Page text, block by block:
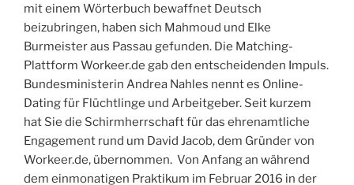
mit einem Wörterbuch bewaffnet Deutsch
beizubringen, haben sich Mahmoud und Elke
Burmeister aus Passau gefunden. Die Matching-
Plattform Workeer.de gab den entscheidenden Impuls.
Bundesministerin Andrea Nahles nennt es Online-
Dating für Flüchtlinge und Arbeitgeber. Seit kurzem
hat Sie die Schirmherrschaft für das ehrenamtliche
Engagement rund um David Jacob, dem Gründer von
Workeer.de, übernommen. Von Anfang an während
dem einmonatigen Praktikum im Februar 2016 in der